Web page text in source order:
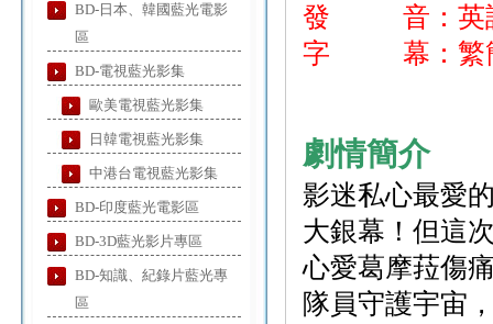
BD-日本、韓國藍光電影
區
BD-電視藍光影集
歐美電視藍光影集
日韓電視藍光影集
中港台電視藍光影集
BD-印度藍光電影區
BD-3D藍光影片專區
BD-知識、紀錄片藍光專
區
發 音：英
字 幕：繁簡
劇情簡介
影迷私心最愛
大銀幕！但這
心愛葛摩菈傷
隊員守護宇宙